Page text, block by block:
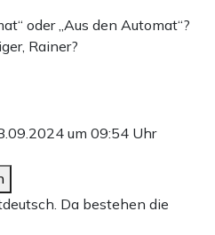
oder „Aus den Automat“?
Rainer?
um 09:54 Uhr
Da bestehen die